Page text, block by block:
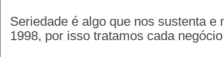
Seriedade é algo que nos sustenta e
1998, por isso tratamos cada